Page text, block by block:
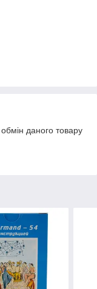
даного товару